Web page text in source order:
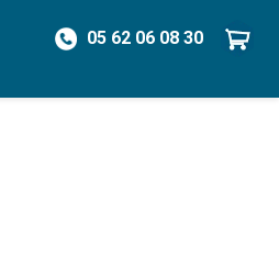
05 62 06 08 30